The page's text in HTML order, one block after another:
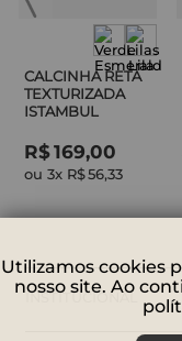
CALCINHA RETA
TEXTURIZADA
ISTAMBUL
R$169,00
ou 3x R$56,33
INSTITUCIONAL
Utilizamos cookies
nosso site. Ao